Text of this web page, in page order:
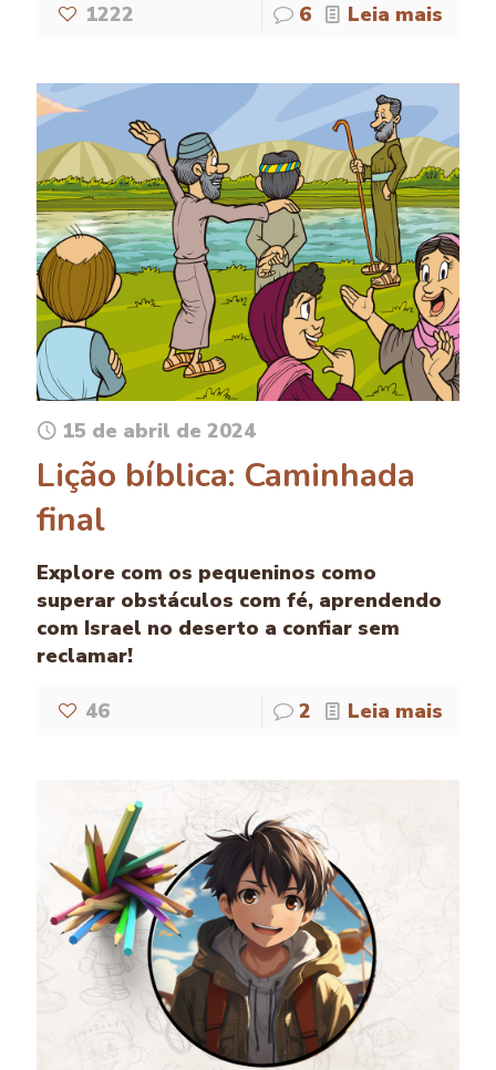
1222 6 Leia mais
15 de abril de 2024
Lição bíblica: Caminhada
final
Explore com os pequeninos como
superar obstáculos com fé, aprendendo
com Israel no deserto a confiar sem
reclamar!
46 2 Leia mais